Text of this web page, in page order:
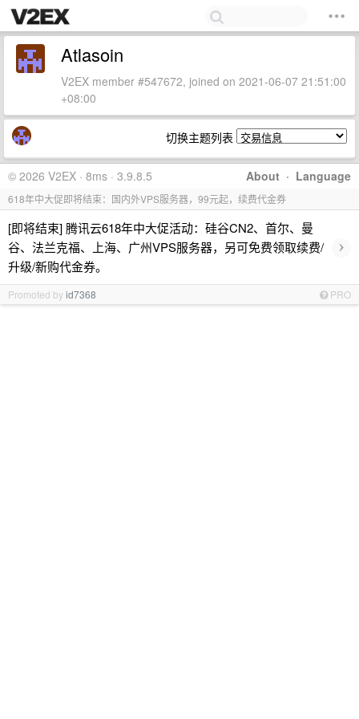
Atlasoin
V2EX member #547672, joined on 2021-06-07 21:51:00
+08:00
切换主题列表
About · Language
© 2026 V2EX · 8ms · 3.9.8.5
618年中大促即将结束：国内外VPS服务器，99元起，续费代金券
[即将结束] 腾讯云618年中大促活动：硅谷CN2、首尔、曼
谷、法兰克福、上海、广州VPS服务器，另可免费领取续费/
升级/新购代金券。
›
Promoted byid7368 PRO